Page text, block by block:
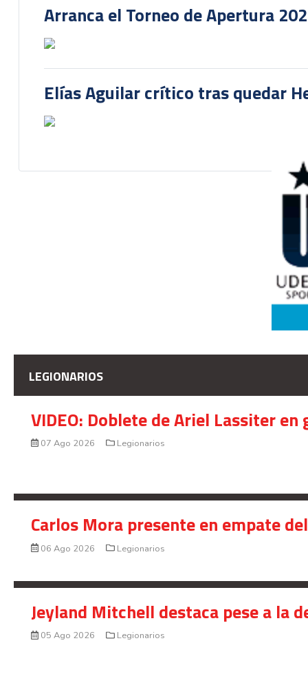
Arranca el Torneo de Apertura
Elías Aguilar crítico tras quedar
LEGIONARIOS
VIDEO: Doblete de Ariel Lassiter
07 Ago 2026 Legionarios
Carlos Mora presente en empate
06 Ago 2026 Legionarios
Jeyland Mitchell destaca pese a la
05 Ago 2026 Legionarios